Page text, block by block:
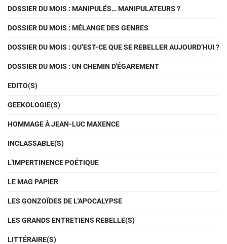
DOSSIER DU MOIS : MANIPULÉS… MANIPULATEURS ?
DOSSIER DU MOIS : MÉLANGE DES GENRES
DOSSIER DU MOIS : QU’EST-CE QUE SE REBELLER AUJOURD’HUI ?
DOSSIER DU MOIS : UN CHEMIN D'ÉGAREMENT
EDITO(S)
GEEKOLOGIE(S)
HOMMAGE À JEAN-LUC MAXENCE
INCLASSABLE(S)
L'IMPERTINENCE POÉTIQUE
LE MAG PAPIER
LES GONZOÏDES DE L'APOCALYPSE
LES GRANDS ENTRETIENS REBELLE(S)
LITTÉRAIRE(S)